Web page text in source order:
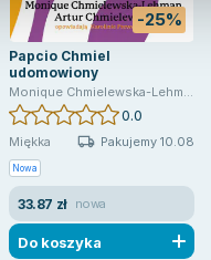
-25%
Papcio Chmiel
udomowiony
Monique Chmielewska-Lehman
0.0
Miękka Pakujemy 10.08
Nowa
33.87 zł nowa
Do koszyka